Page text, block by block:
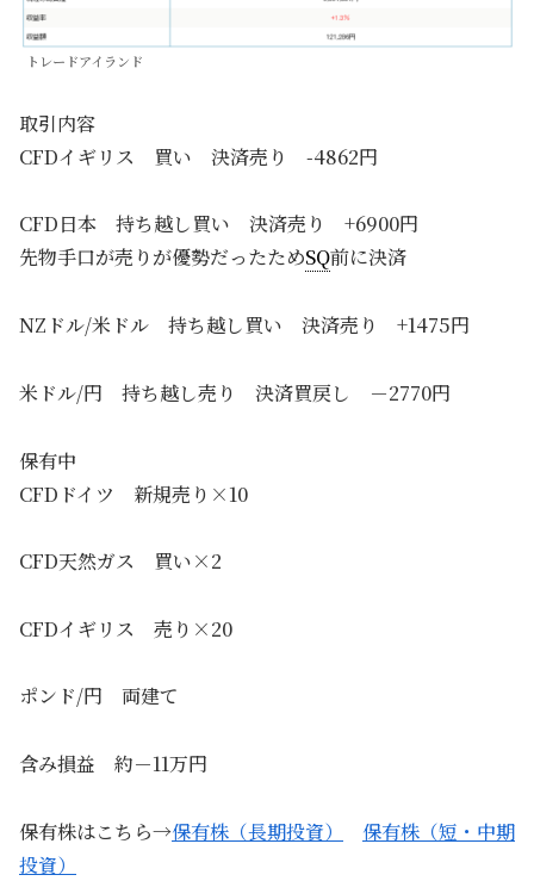
トレードアイランド
取引内容
CFDイギリス 買い 決済売り -4862円
CFD日本 持ち越し買い 決済売り +6900円
先物手口が売りが優勢だったためSQ前に決済
NZドル/米ドル 持ち越し買い 決済売り +1475円
米ドル/円 持ち越し売り 決済買戻し －2770円
保有中
CFDドイツ 新規売り×10
CFD天然ガス 買い×2
CFDイギリス 売り×20
ポンド/円 両建て
含み損益 約－11万円
保有株はこちら→保有株（長期投資）
保有株（短・中期
投資）